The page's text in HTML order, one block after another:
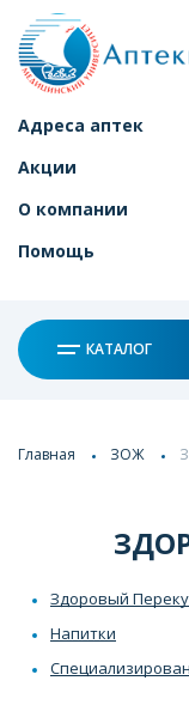
Адреса аптек
Акции
О компании
Помощь
КАТАЛОГ
Главная ЗОЖ
Здоровый
Напитки